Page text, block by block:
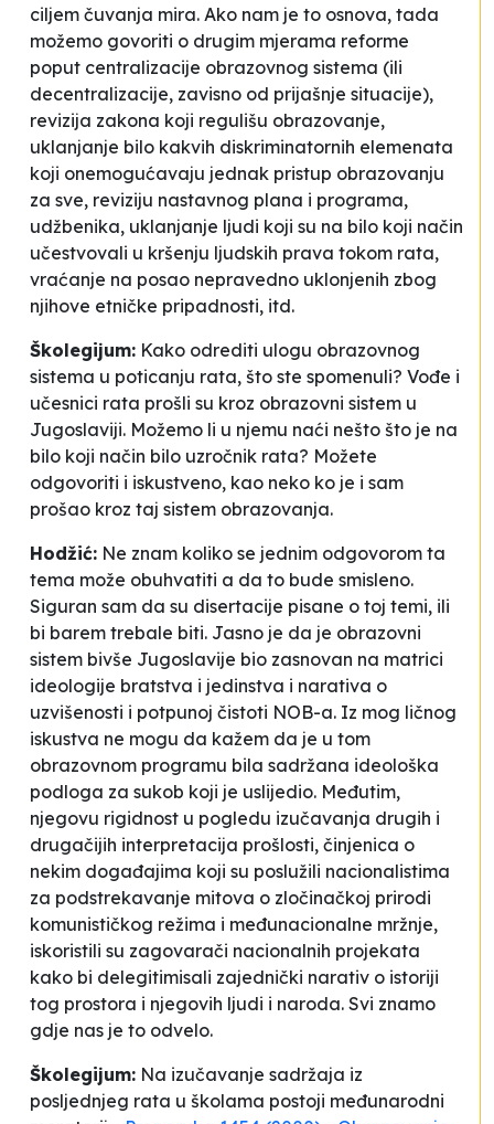
ciljem čuvanja mira. Ako nam je to osnova, tada
možemo govoriti o drugim mjerama reforme
poput centralizacije obrazovnog sistema (ili
decentralizacije, zavisno od prijašnje situacije),
revizija zakona koji regulišu obrazovanje,
uklanjanje bilo kakvih diskriminatornih elemenata
koji onemogućavaju jednak pristup obrazovanju
za sve, reviziju nastavnog plana i programa,
udžbenika, uklanjanje ljudi koji su na bilo koji način
učestvovali u kršenju ljudskih prava tokom rata,
vraćanje na posao nepravedno uklonjenih zbog
njihove etničke pripadnosti, itd.
Školegijum: Kako odrediti ulogu obrazovnog
sistema u poticanju rata, što ste spomenuli? Vođe i
učesnici rata prošli su kroz obrazovni sistem u
Jugoslaviji. Možemo li u njemu naći nešto što je na
bilo koji način bilo uzročnik rata? Možete
odgovoriti i iskustveno, kao neko ko je i sam
prošao kroz taj sistem obrazovanja.
Hodžić: Ne znam koliko se jednim odgovorom ta
tema može obuhvatiti a da to bude smisleno.
Siguran sam da su disertacije pisane o toj temi, ili
bi barem trebale biti. Jasno je da je obrazovni
sistem bivše Jugoslavije bio zasnovan na matrici
ideologije bratstva i jedinstva i narativa o
uzvišenosti i potpunoj čistoti NOB-a. Iz mog ličnog
iskustva ne mogu da kažem da je u tom
obrazovnom programu bila sadržana ideološka
podloga za sukob koji je uslijedio. Međutim,
njegovu rigidnost u pogledu izučavanja drugih i
drugačijih interpretacija prošlosti, činjenica o
nekim događajima koji su poslužili nacionalistima
za podstrekavanje mitova o zločinačkoj prirodi
komunističkog režima i međunacionalne mržnje,
iskoristili su zagovarači nacionalnih projekata
kako bi delegitimisali zajednički narativ o istoriji
tog prostora i njegovih ljudi i naroda. Svi znamo
gdje nas je to odvelo.
Školegijum: Na izučavanje sadržaja iz
posljednjeg rata u školama postoji međunarodni